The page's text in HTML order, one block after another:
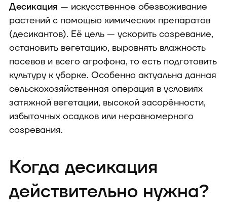
Десикация — искусственное обезвоживание
растений с помощью химических препаратов
(десикантов). Её цель — ускорить созревание,
остановить вегетацию, выровнять влажность
посевов и всего агрофона, то есть подготовить
культуру к уборке. Особенно актуальна данная
сельскохозяйственная операция в условиях
затяжной вегетации, высокой засорённости,
избыточных осадков или неравномерного
созревания.
Когда десикация
действительно нужна?